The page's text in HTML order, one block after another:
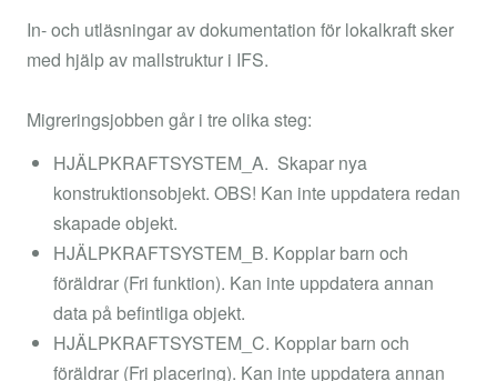
In- och utläsningar av dokumentation för lokalkraft sker
med hjälp av mallstruktur i IFS.
Migreringsjobben går i tre olika steg:
HJÄLPKRAFTSYSTEM_A. Skapar nya
konstruktionsobjekt. OBS! Kan inte uppdatera redan
skapade objekt.
HJÄLPKRAFTSYSTEM_B. Kopplar barn och
föräldrar (Fri funktion). Kan inte uppdatera annan
data på befintliga objekt.
HJÄLPKRAFTSYSTEM_C. Kopplar barn och
föräldrar (Fri placering). Kan inte uppdatera annan